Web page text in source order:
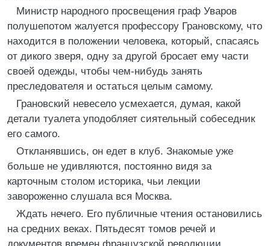
Министр народного просвещения граф Уваров
полушепотом жалуется профессору Грановскому, что
находится в положении человека, который, спасаясь
от дикого зверя, одну за другой бросает ему части
своей одежды, чтобы чем-нибудь занять
преследователя и остаться целым самому.
Грановский невесело усмехается, думая, какой
детали туалета уподобляет сиятельный собеседник
его самого.
Откланявшись, он едет в клуб. Знакомые уже
больше не удивляются, постоянно видя за
карточным столом историка, чьи лекции
завороженно слушала вся Москва.
Ждать нечего. Его публичные чтения остановились
на средних веках. Пятьдесят томов речей и